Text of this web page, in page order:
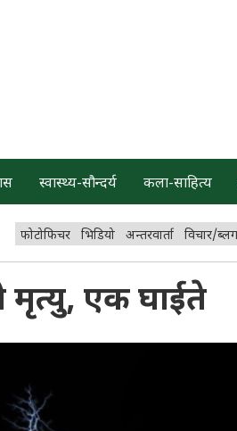
स्वास्थ्य-सौन्दर्य कला-साहित्य
फोटोफिचर भिडियो अन्तरवार्ता विचार/ब्लग
मृत्यु, एक घाईते